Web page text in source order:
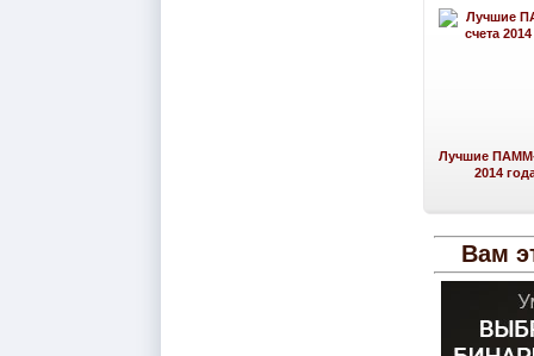
Лучшие ПАММ-
2014
Вам